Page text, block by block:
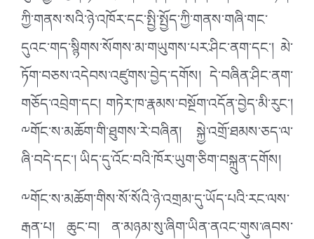
ཀྱི་གནས་སའི་ཉེ་འཁོར་དང་སྤྱི་སྤྱོད་ཀྱི་གནས་གཞི་གང་
དུའང་གད་སྙིགས་སོགས་མ་གཡུགས་པར་ཤིང་ནག་དང་། མེ་
ཏོག་བཅས་འདེབས་འཛུགས་བྱེད་དགོས། དེ་བཞིན་ཤིང་ནག་
གཅོད་འབྲེག་དང། གཏེར་ཁ་རྣམས་བསྔོག་འདོན་བྱེད་མི་རུང་།
༸གོང་ས་མཆོག་གི་ཐུགས་རེ་བཞིན། སྐྱེ་འགྲོ་ཐམས་ཅད་ལ་
ཞི་བདེ་དང་། ཡིད་དུ་འོང་བའི་ཁོར་ཡུག་ཅིག་བསྐྲུན་དགོས།
༸གོང་ས་མཆོག་གིས་སོ་སོའི་ཉེ་འགྲམ་དུ་ཡོད་པའི་རང་ལས་
རྒན་པ། ཆུང་བ། ན་མཉམ་སུ་ཞིག་ཡིན་ནའང་གུས་ཞབས་